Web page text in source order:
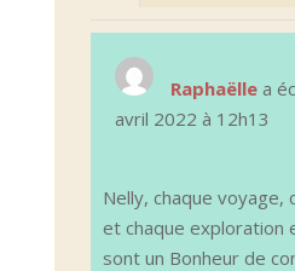
Raphaëlle a
avril 2022 à 12h13
Nelly, chaque voyage,
et chaque exploration
sont un Bonheur de